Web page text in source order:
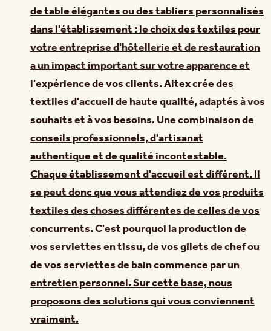
de table élégantes ou des tabliers personnalisés
dans l'établissement : le choix des textiles pour
votre entreprise d'hôtellerie et de restauration
a un impact important sur votre apparence et
l'expérience de vos clients. Altex crée des
textiles d'accueil de haute qualité, adaptés à vos
souhaits et à vos besoins. Une combinaison de
conseils professionnels, d'artisanat
authentique et de qualité incontestable.
Chaque établissement d'accueil est différent. Il
se peut donc que vous attendiez de vos produits
textiles des choses différentes de celles de vos
concurrents. C'est pourquoi la production de
vos serviettes en tissu, de vos gilets de chef ou
de vos serviettes de bain commence par un
entretien personnel. Sur cette base, nous
proposons des solutions qui vous conviennent
vraiment.